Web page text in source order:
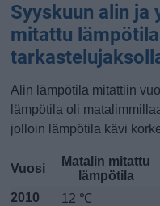
Syyskuun alin ja
mitattu
Alin lämpötila mitattiin
lämpötila oli
jolloin lämpötila kävi
Vuosi
Matalin mitattu
lämpötila
2010
12 ℃